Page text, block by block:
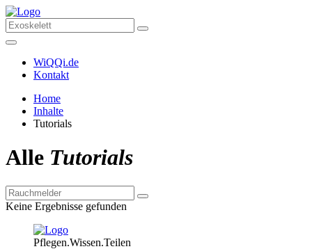
WiQQi.de
Kontakt
Home
Inhalte
Tutorials
Alle Tutorials
Keine Ergebnisse gefunden
Pflegen.Wissen.Teilen